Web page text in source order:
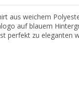
aus weichem
auf blauem
perfekt zu eleganten